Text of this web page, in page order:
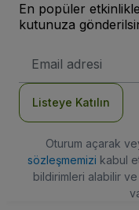
En popüler
kutunuza
posta
Listeye Katılın
Oturum açarak
sözleşmemizi kabul
bildirimleri alabilir